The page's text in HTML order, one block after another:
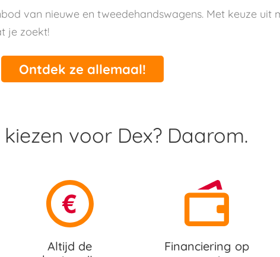
van nieuwe en tweedehandswagens. Met keuze uit
je zoekt!
Ontdek ze allemaal!
voor Dex? Daarom.
Altijd de
Financiering op